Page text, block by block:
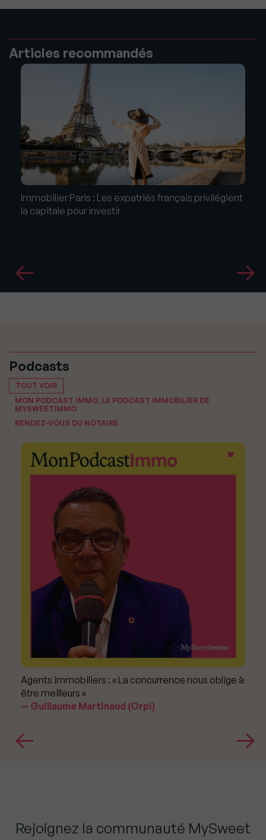
Articles recommandés
Immobilier Paris : Les expatriés français privilégient
la capitale pour investir
Podcasts
TOUT VOIR
MON PODCAST IMMO, LE PODCAST IMMOBILIER DE
MYSWEETIMMO
RENDEZ-VOUS DU NOTAIRE
Agents immobiliers : « La concurrence nous oblige à
être meilleurs »
Guillaume Martinaud (Orpi)
Rejoignez la communauté MySweet